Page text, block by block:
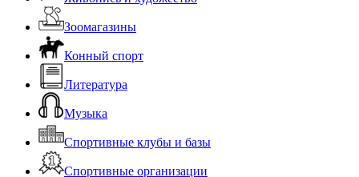
Зоомагазины
Конный спорт
Литература
Музыка
Спортивные клубы и базы
Спортивные организации